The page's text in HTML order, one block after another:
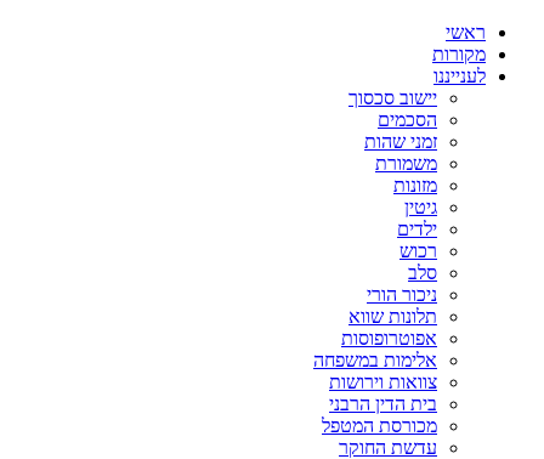
ראשי
מקורות
לענייננו
יישוב סכסוך
הסכמים
זמני שהות
משמורת
מזונות
גיטין
ילדים
רכוש
סלב
ניכור הורי
תלונות שווא
אפוטרופוסות
אלימות במשפחה
צוואות וירושות
בית הדין הרבני
מכורסת המטפל
עדשת החוקר